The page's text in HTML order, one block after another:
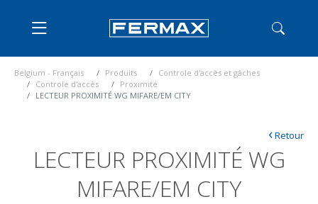
Belgium - Français Produits
Controle d'accès et gâches
Controle d'accès
Proximité
LECTEUR PROXIMITÉ WG MIFARE/EM CITY
LECTEUR PROXIMITÉ WG
MIFARE/EM CITY
‹Retour